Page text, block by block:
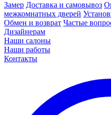
Замер Доставка и самовывоз
межкомнатных дверей
Обмен и возврат Частые
Дизайнерам
Наши салоны
Наши работы
Контакты